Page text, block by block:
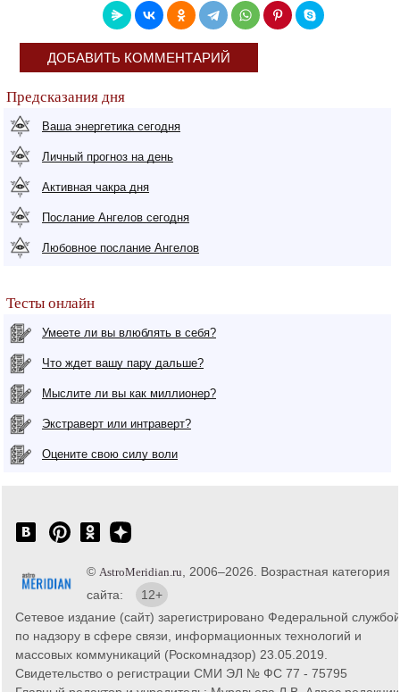
ДОБАВИТЬ КОММЕНТАРИЙ
Предсказания дня
Ваша энергетика сегодня
Личный прогноз на день
Активная чакра дня
Послание Ангелов сегодня
Любовное послание Ангелов
Тесты онлайн
Умеете ли вы влюблять в себя?
Что ждет вашу пару дальше?
Мыслите ли вы как миллионер?
Экстраверт или интраверт?
Оцените свою силу воли
© AstroMeridian.ru , 2006–2026. Возрастная категория
сайта:
12+
Сетевое издание (сайт) зарегистрировано Федеральной службой
по надзору в сфере связи, информационных технологий и
массовых коммуникаций (Роскомнадзор) 23.05.2019.
Свидетельство о регистрации СМИ ЭЛ № ФС 77 - 75795